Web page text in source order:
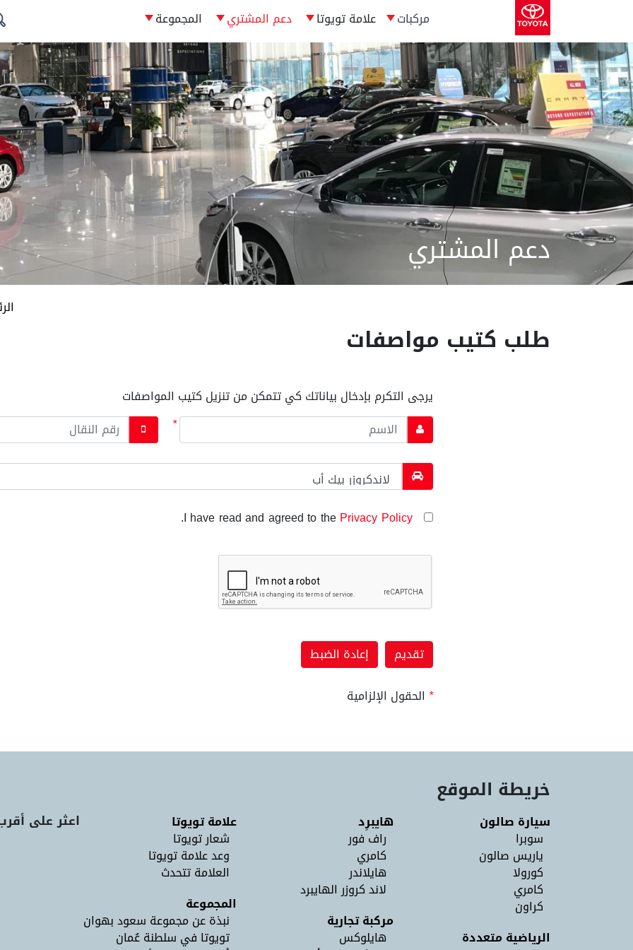
مركبات علامة تويوتا دعم المشتري المجموعة
دعم المشتري
طلب كتيب مواصفات
يرجى التكرم بإدخال بياناتك كي تتمكن من تنزيل كتيب المواصفات
*
I have read and agreed to the
Privacy Policy
.
* الحقول الإلزامية
خريطة الموقع
سيارة صالون
سوبرا
ياريس صالون
كورولا
كامري
كراون
الرياضية متعددة
هايبرِد
راف فور
كامري
هايلاندر
لاند كروزر الهايبرد
مركبة تجارية
هايلوكس
علامة تويوتا
شعار تويوتا
وعد علامة تويوتا
العلامة تتحدث
المجموعة
نبذة عن مجموعة سعود بهوان
تويوتا في سلطنة عُمان
اعثر على